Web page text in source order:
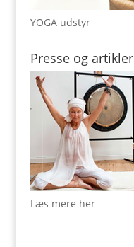
YOGA udstyr
Presse og artikler
Læs mere her